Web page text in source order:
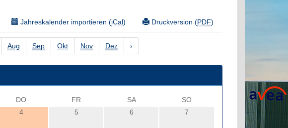
Druckversion (PDF)
Jahreskalender importieren (iCal)
Aug Sep Okt Nov Dez ›
DO FR SA
SO
4 5 6 7